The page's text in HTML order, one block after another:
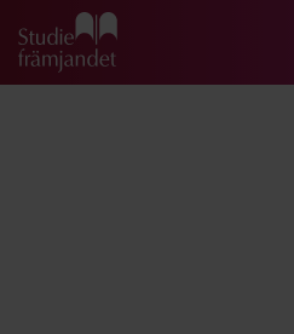
Gå till studiefrämjandets startsida